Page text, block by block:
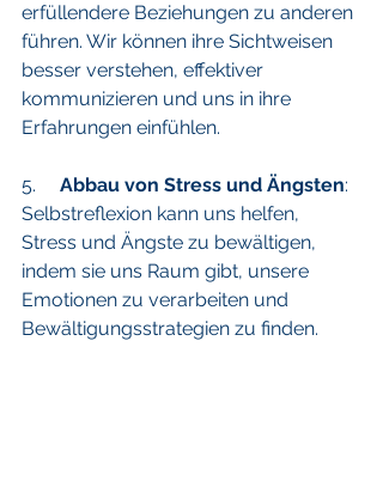
erfüllendere Beziehungen zu anderen
führen. Wir können ihre Sichtweisen
besser verstehen, effektiver
kommunizieren und uns in ihre
Erfahrungen einfühlen.
5. Abbau von Stress und Ängsten:
Selbstreflexion kann uns helfen,
Stress und Ängste zu bewältigen,
indem sie uns Raum gibt, unsere
Emotionen zu verarbeiten und
Bewältigungsstrategien zu finden.